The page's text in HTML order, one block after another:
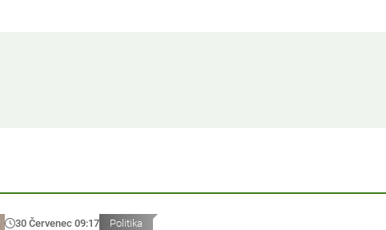
30 Červenec 09:17 Politika